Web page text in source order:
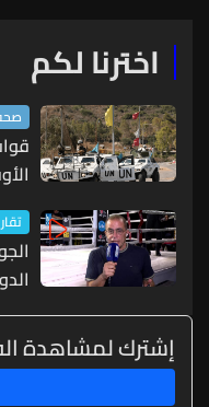
اخترنا لكم
إشترك لمشاهدة